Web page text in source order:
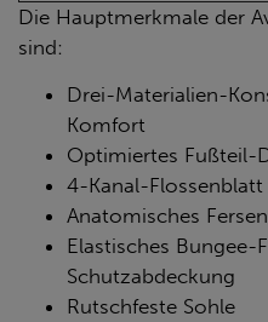
Die Hauptmerkmale der
sind:
Drei-Materialien-
Komfort
Optimiertes Fußteil-
4-Kanal-
Anatomisches
Elastisches Bungee-
Schutzabdeckung
Rutschfeste Sohle